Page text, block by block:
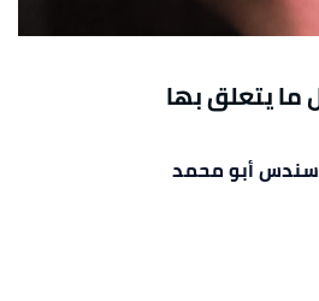
يتعلق بها
سندس أبو محمد